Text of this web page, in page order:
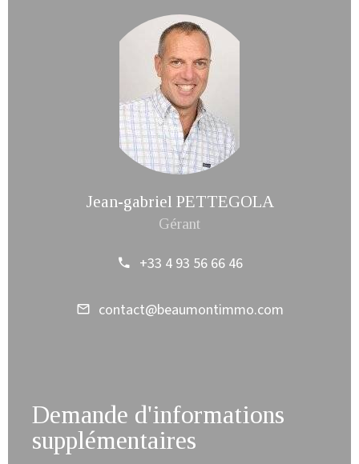
Jean-gabriel PETTEGOLA
Gérant
+33 4 93 56 66 46
contact@beaumontimmo.com
Demande d'informations
supplémentaires